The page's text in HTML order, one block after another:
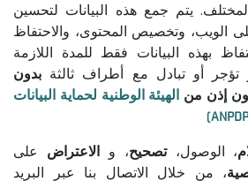
يتم جمع هذه البيانات لتحسين
الويب، وتخصيص المحتوى، والاحتفاظ
بهذه البيانات فقط للمدة اللازمة
تؤجر أو تبادل مع أطراف ثالثة بدون
إذن من الهيئة الوطنية لحماية البيانات
، الوصول،تصحيح، والاعتراض على
، من خلال الاتصال بنا عبر البريد